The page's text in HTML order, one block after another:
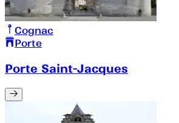
Cognac
Porte
Porte Saint-Jacques